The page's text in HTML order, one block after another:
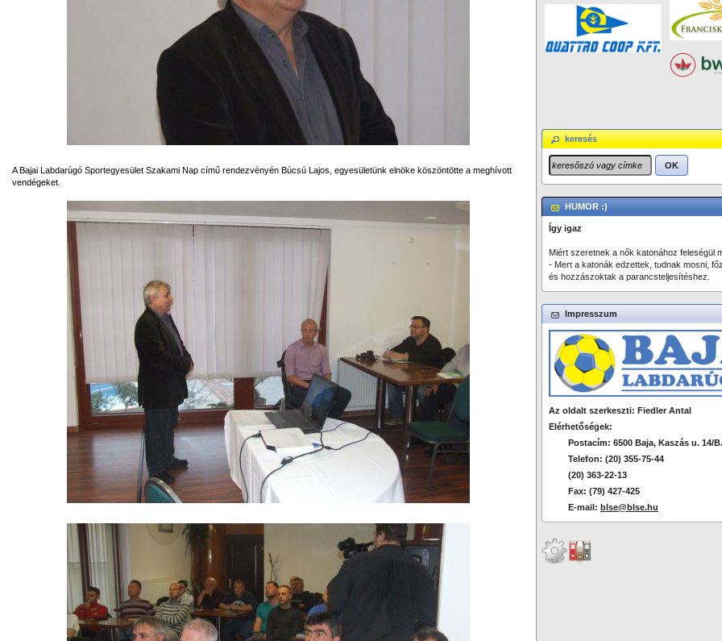
A Bajai Labdarúgó Sportegyesület Szakami Nap című rendezvényén Búcsú Lajos, egyesületünk elnöke köszöntötte a meghívott
vendégeket.
keresés
OK
HUMOR :)
Így igaz
Miért szeretnek a nők katonához feleségül
- Mert a katonák edzettek, tudnak mosni,
és hozzászoktak a parancsteljesítéshez.
Impresszum
Az oldalt szerkeszti: Fiedler Antal
Elérhetőségek:
Postacím: 6500 Baja, Kaszás u. 14/B.
Telefon: (20) 355-75-44
(20) 363-22-13
Fax: (79) 427-425
E-mail: blse@blse.hu